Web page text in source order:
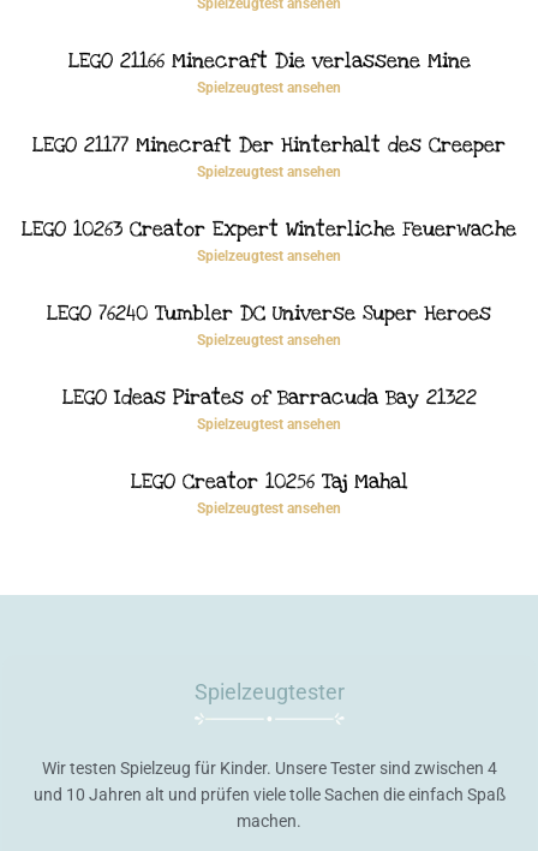
LEGO 21166 Minecraft Die verlassene Mine
Spielzeugtest ansehen
LEGO 21177 Minecraft Der Hinterhalt des Creeper
Spielzeugtest ansehen
LEGO 10263 Creator Expert Winterliche Feuerwache
Spielzeugtest ansehen
LEGO 76240 Tumbler DC Universe Super Heroes
Spielzeugtest ansehen
LEGO Ideas Pirates of Barracuda Bay 21322
Spielzeugtest ansehen
LEGO Creator 10256 Taj Mahal
Spielzeugtest ansehen
Spielzeugtester
Wir testen Spielzeug für Kinder. Unsere Tester sind zwischen 4
und 10 Jahren alt und prüfen viele tolle Sachen die einfach Spaß
machen.